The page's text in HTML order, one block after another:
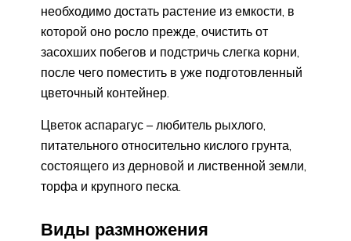
необходимо достать растение из емкости, в
которой оно росло прежде, очистить от
засохших побегов и подстричь слегка корни,
после чего поместить в уже подготовленный
цветочный контейнер.
Цветок аспарагус – любитель рыхлого,
питательного относительно кислого грунта,
состоящего из дерновой и лиственной земли,
торфа и крупного песка.
Виды размножения